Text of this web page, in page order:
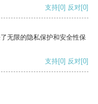
支持[0] 反对[0]
无限的隐私保护和安全性保
支持[0] 反对[0]